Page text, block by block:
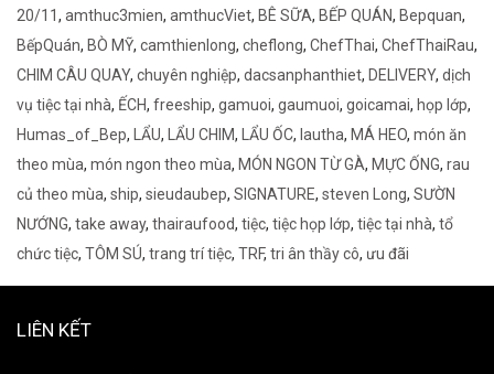
20/11, amthuc3mien, amthucViet, BÊ SỮA, BẾP QUÁN, Bepquan,
BếpQuán, BÒ MỸ, camthienlong, cheflong, ChefThai, ChefThaiRau,
CHIM CÂU QUAY, chuyên nghiệp, dacsanphanthiet, DELIVERY, dịch
vụ tiệc tại nhà, ẾCH, freeship, gamuoi, gaumuoi, goicamai, họp lớp,
Humas_of_Bep, LẨU, LẨU CHIM, LẨU ỐC, lautha, MÁ HEO, món ăn
theo mùa, món ngon theo mùa, MÓN NGON TỪ GÀ, MỰC ỐNG, rau
củ theo mùa, ship, sieudaubep, SIGNATURE, steven Long, SƯỜN
NƯỚNG, take away, thairaufood, tiệc, tiệc họp lớp, tiệc tại nhà, tổ
chức tiệc, TÔM SÚ, trang trí tiệc, TRF, tri ân thầy cô, ưu đãi
LIÊN KẾT